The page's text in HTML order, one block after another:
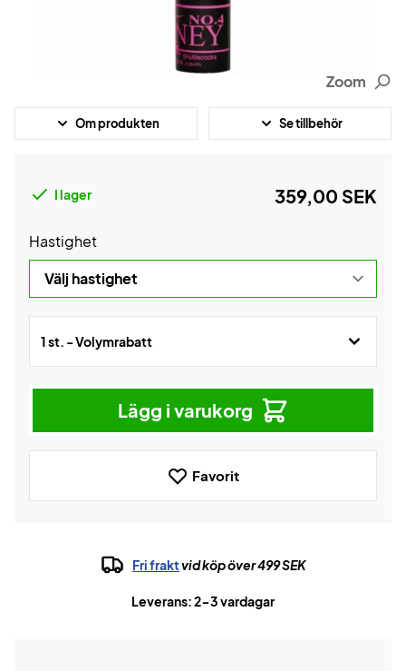
Zoom
Om produkten Se tillbehör
I lager 359,00 SEK
Hastighet
1 st. - Volymrabatt
Lägg i varukorg
Favorit
Fri fraktvid köp över 499 SEK
Leverans: 2-3 vardagar